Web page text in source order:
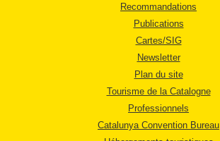
Recommandations
Publications
Cartes/SIG
Newsletter
Plan du site
Tourisme de la Catalogne
Professionnels
Catalunya Convention Bureau